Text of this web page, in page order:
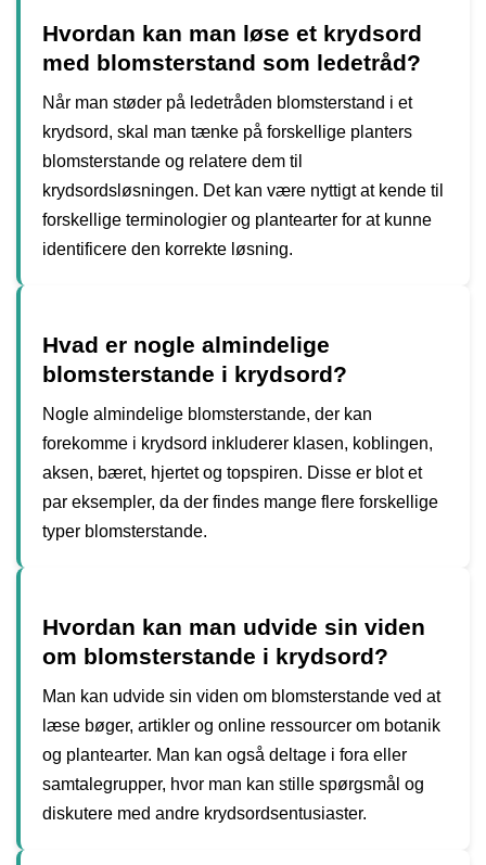
Hvordan kan man løse et krydsord
med blomsterstand som ledetråd?
Når man støder på ledetråden blomsterstand i et
krydsord, skal man tænke på forskellige planters
blomsterstande og relatere dem til
krydsordsløsningen. Det kan være nyttigt at kende til
forskellige terminologier og plantearter for at kunne
identificere den korrekte løsning.
Hvad er nogle almindelige
blomsterstande i krydsord?
Nogle almindelige blomsterstande, der kan
forekomme i krydsord inkluderer klasen, koblingen,
aksen, bæret, hjertet og topspiren. Disse er blot et
par eksempler, da der findes mange flere forskellige
typer blomsterstande.
Hvordan kan man udvide sin viden
om blomsterstande i krydsord?
Man kan udvide sin viden om blomsterstande ved at
læse bøger, artikler og online ressourcer om botanik
og plantearter. Man kan også deltage i fora eller
samtalegrupper, hvor man kan stille spørgsmål og
diskutere med andre krydsordsentusiaster.